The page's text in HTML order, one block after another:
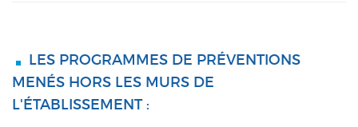
LES PROGRAMMES DE PRÉVENTIONS
MENÉS HORS LES MURS DE
L'ÉTABLISSEMENT :